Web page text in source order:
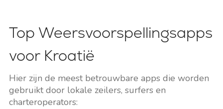
Top Weersvoorspellingsapps
voor Kroatië
Hier zijn de meest betrouwbare apps die worden
gebruikt door lokale zeilers, surfers en
charteroperators: